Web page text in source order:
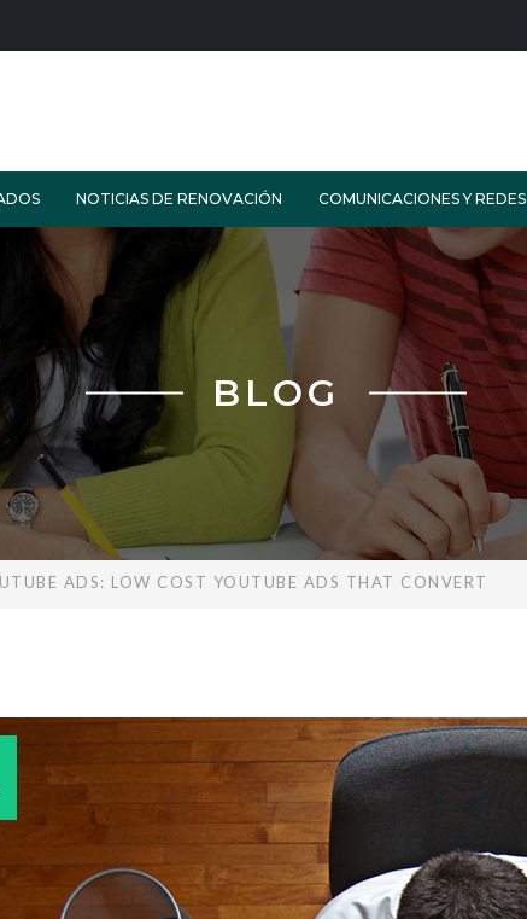
NOTICIAS DE RENOVACIÓN COMUNICACIONES Y REDES
BLOG
ADS: LOW COST YOUTUBE ADS THAT CONVERT